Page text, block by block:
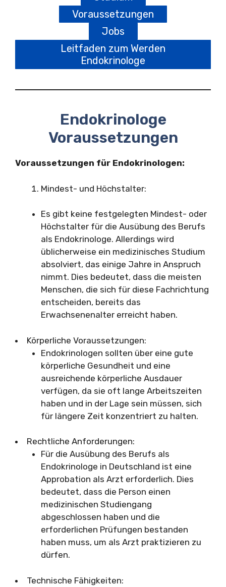
Voraussetzungen
Jobs
Leitfaden zum Werden
Endokrinologe
Endokrinologe
Voraussetzungen
Voraussetzungen für Endokrinologen:
Mindest- und Höchstalter:
Es gibt keine festgelegten Mindest- oder
Höchstalter für die Ausübung des Berufs
als Endokrinologe. Allerdings wird
üblicherweise ein medizinisches Studium
absolviert, das einige Jahre in Anspruch
nimmt. Dies bedeutet, dass die meisten
Menschen, die sich für diese Fachrichtung
entscheiden, bereits das
Erwachsenenalter erreicht haben.
Körperliche Voraussetzungen:
Endokrinologen sollten über eine gute
körperliche Gesundheit und eine
ausreichende körperliche Ausdauer
verfügen, da sie oft lange Arbeitszeiten
haben und in der Lage sein müssen, sich
für längere Zeit konzentriert zu halten.
Rechtliche Anforderungen:
Für die Ausübung des Berufs als
Endokrinologe in Deutschland ist eine
Approbation als Arzt erforderlich. Dies
bedeutet, dass die Person einen
medizinischen Studiengang
abgeschlossen haben und die
erforderlichen Prüfungen bestanden
haben muss, um als Arzt praktizieren zu
dürfen.
Technische Fähigkeiten: